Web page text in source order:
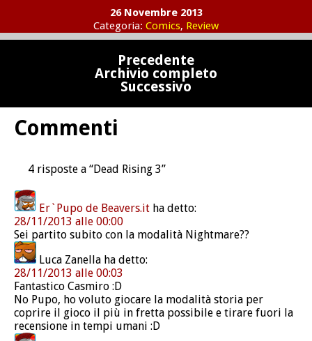
26 Novembre 2013
Categoria: Comics, Review
Precedente
Archivio completo
Successivo
Commenti
4 risposte a “Dead Rising 3”
Er`Pupo de Beavers.it ha detto:
28/11/2013 alle 00:00
Sei partito subito con la modalità Nightmare??
Luca Zanella ha detto:
28/11/2013 alle 00:03
Fantastico Casmiro :D
No Pupo, ho voluto giocare la modalità storia per
coprire il gioco il più in fretta possibile e tirare fuori la
recensione in tempi umani :D